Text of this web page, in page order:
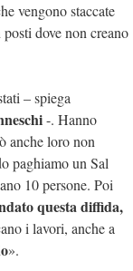
vengono staccate
dove non creano
– spiega
-. Hanno
anche loro non
paghiamo un Sal
10 persone. Poi
questa diffida,
i lavori, anche a
».